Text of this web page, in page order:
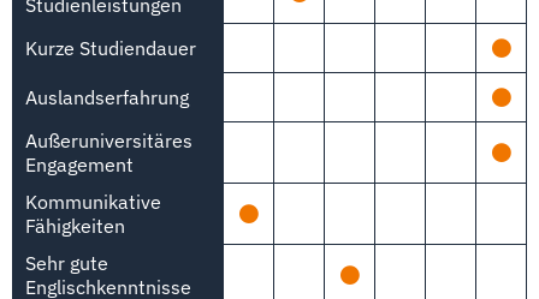
Studienleistungen
Kurze Studiendauer
Auslandserfahrung
Außeruniversitäres
Engagement
Kommunikative
Fähigkeiten
Sehr gute
Englischkenntnisse